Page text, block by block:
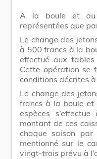
A la boule et au
représentées que
Le change des
à 500 francs à la
effectué aux
Cette opération se
conditions décrites
Le change des
francs à la boule
espèces
montant de ces
chaque saison
mentionné sur le
vingt-trois prévu à